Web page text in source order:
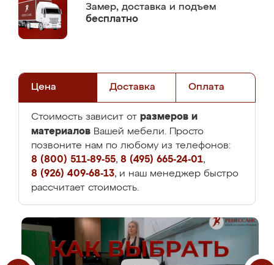
Замер, доставка и подъем
бесплатно
Цена Доставка Оплата
Стоимость зависит от размеров и
материалов Вашей мебели. Просто
позвоните нам по любому из телефонов:
8 (800) 511-89-55, 8 (495) 665-24-01,
8 (926) 409-68-13, и наш менеджер быстро
рассчитает стоимость.